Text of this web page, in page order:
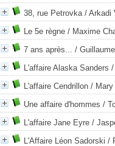
38, rue Petrovka/ Arkadi
Le 5e règne / Maxime
7 ans après... /
L'affaire Alaska Sanders /
L'affaire Cendrillon / Mary
Une affaire d'hommes /
L'affaire Jane Eyre /
L'Affaire Léon Sadorski /